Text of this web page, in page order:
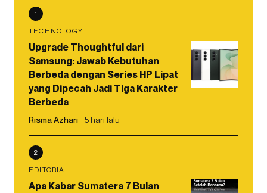
1
TECHNOLOGY
Upgrade Thoughtful dari
Samsung: Jawab Kebutuhan
Berbeda dengan Series HP Lipat
yang Dipecah Jadi Tiga Karakter
Berbeda
Risma Azhari 5 hari lalu
2
EDITORIAL
Apa Kabar Sumatera 7 Bulan